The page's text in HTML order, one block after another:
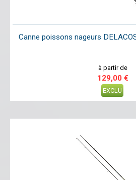
Canne poissons nageurs
à partir de
129,00 €
EXCLU